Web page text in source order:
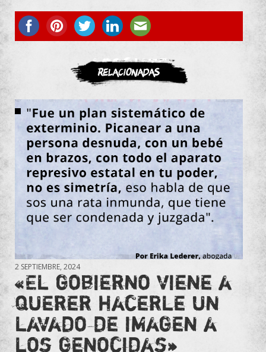
ASOCIATE
Relacionadas
2 SEPTIEMBRE, 2024
«El gobierno viene a
querer hacerle un
lavado de imagen a
los genocidas»